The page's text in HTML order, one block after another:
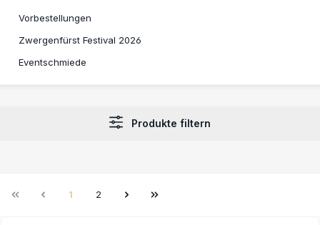
Vorbestellungen
Zwergenfürst Festival 2026
Eventschmiede
Produkte filtern
Seite
1 Seite
2